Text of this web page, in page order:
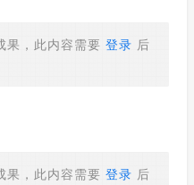
果，此内容需要 登录 后
果，此内容需要 登录 后